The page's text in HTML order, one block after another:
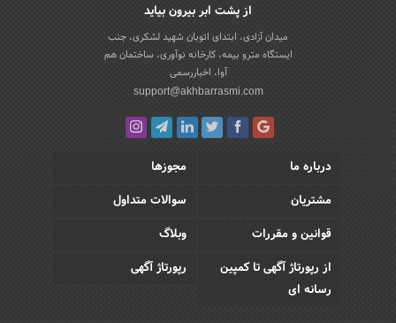
از پشت ابر بیرون بیاید
میدان آزادی، ابتدای اتوبان شهید لشکری، جنب
ایستگاه مترو بیمه، کارخانه نوآوری، ساختمان هم
آوا، اخباررسمی
support@akhbarrasmi.com
درباره ما
مجوزها
مشتریان
سوالات متداول
قوانین و مقررات
وبلاگ
از رپورتاژ آگهی تا کمپین
رسانه ای
رپورتاژ آگهی